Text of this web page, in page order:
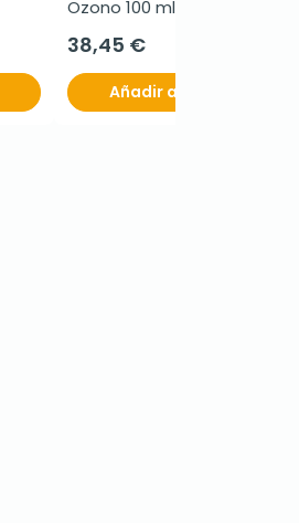
Ozono 100 ml
38,45 €
Añadir al carrito